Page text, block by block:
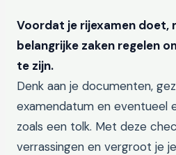
Voordat je rijexamen doet,
belangrijke zaken regelen
te zijn.
Denk aan je documenten,
examendatum en eventueel
zoals een tolk. Met deze
verrassingen en vergroot je